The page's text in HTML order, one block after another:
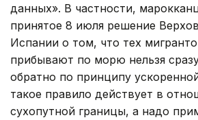
данных». В частности,
принятое 8 июля решение
Испании о том, что тех
прибывают по морю нельзя
обратно по принципу
такое правило действует в
сухопутной границы, а надо